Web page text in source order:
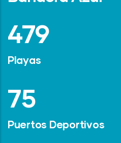
642
Playas
101
Puertos Deportivos